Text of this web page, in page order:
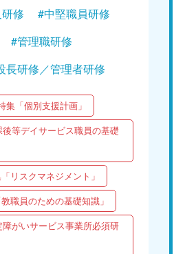
修
#中堅職員研修
#管理職研修
長研修／管理者研修
集「個別支援計画」
等デイサービス職員の基礎
リスクマネジメント」
職員のための基礎知識」
がいサービス事業所必須研